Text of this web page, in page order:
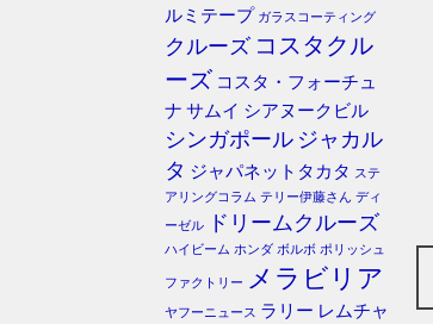
ルミテープ ガラスコーティング
クルーズ コスタクル
ーズ コスタ・フォーチュ
ナ サムイ シアヌークビル
シンガポール ジャカル
タ ジャパネットタカタ ステ
アリングコラム テリー伊藤さん ディ
ーゼル
ドリームクルーズ
ハイビーム ホンダ ボルボ ポリッシュ
ファクトリー メラビリア
ヤフーニュース ラリー レムチャ